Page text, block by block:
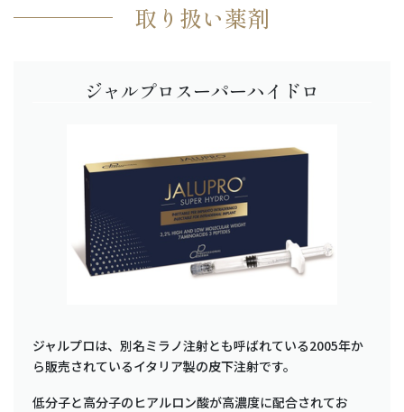
取り扱い薬剤
ジャルプロスーパーハイドロ
ジャルプロは、別名ミラノ注射とも呼ばれている2005年か
ら販売されているイタリア製の皮下注射です。
低分子と高分子のヒアルロン酸が高濃度に配合されてお